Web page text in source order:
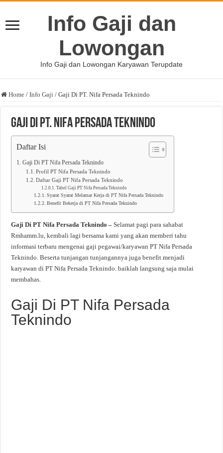
Info Gaji dan
Lowongan
Info Gaji dan Lowongan Karyawan Terupdate
Home / Info Gaji / Gaji Di PT. Nifa Persada Teknindo
Gaji Di PT. Nifa Persada Teknindo
Daftar Isi
Gaji Di PT Nifa Persada Teknindo
Profil PT Nifa Persada Teknindo
Daftar Gaji PT Nifa Persada Teknindo
Tabel Gaji PT Nifa Persada Teknindo
Syarat Syarat Melamar Kerja di PT Nifa Persada Teknindo
Benefit Bekerja di PT Nifa Persada Teknindo
Gaji Di PT Nifa Persada Teknindo –Selamat pagi para sahabat
Rmhamm.lu, kembali lagi bersama kami yang akan memberi tahu
informasi terbaru mengenai gaji pegawai/karyawan PT Nifa Persada
Teknindo. Beserta tunjangan tunjangannya juga benefit menjadi
karyawan di PT Nifa Persada Teknindo. baiklah langsung saja mulai
membahas.
Gaji Di PT Nifa Persada
Teknindo